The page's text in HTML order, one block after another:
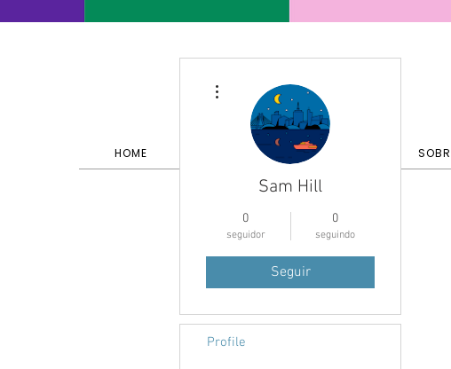
HOME SERVIÇOS E PORTFÓLIO
Sam Hill
0
seguidor
0
seguindo
Seguir
Profile